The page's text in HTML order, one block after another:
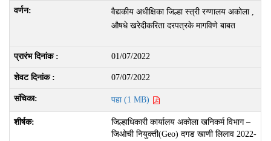
वैद्यकीय अधीक्षिका जिल्हा स्त्री रग्णालय अकोला ,
औषधे खरेदीकरिता दरपत्रके मागविणे बाबत
01/07/2022
07/07/2022
पहा (1 MB)
जिल्हाधिकारी कार्यालय अकोला खनिकर्म विभाग –
जिओची नियुक्ती(Geo) दगड खाणी लिलाव 2022-